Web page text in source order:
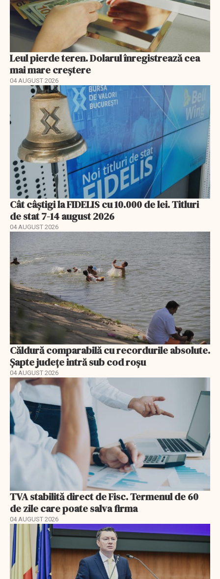
Leul pierde teren. Dolarul înregistrează cea
mai mare creștere
04 AUGUST 2026
Cât câștigi la FIDELIS cu 10.000 de lei. Titluri
de stat 7-14 august 2026
04 AUGUST 2026
Căldură comparabilă cu recordurile absolute.
Șapte județe intră sub cod roșu
04 AUGUST 2026
TVA stabilită direct de Fisc. Termenul de 60
de zile care poate salva firma
04 AUGUST 2026